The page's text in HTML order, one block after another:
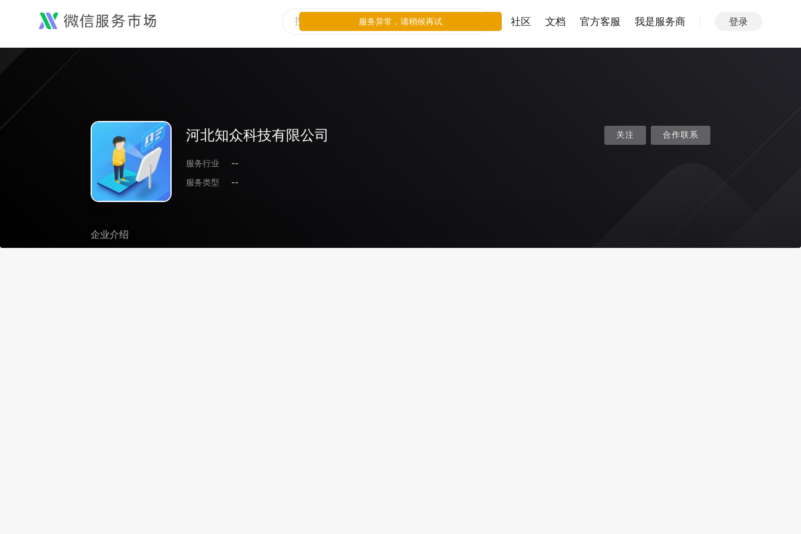
社区 文档 官方客服 我是服务商 登录
河北知众科技有限公司
服务行业
--
服务类型
--
关注 合作联系
企业介绍
服务异常，请稍候再试